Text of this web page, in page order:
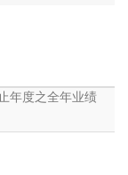
年度之全年业绩